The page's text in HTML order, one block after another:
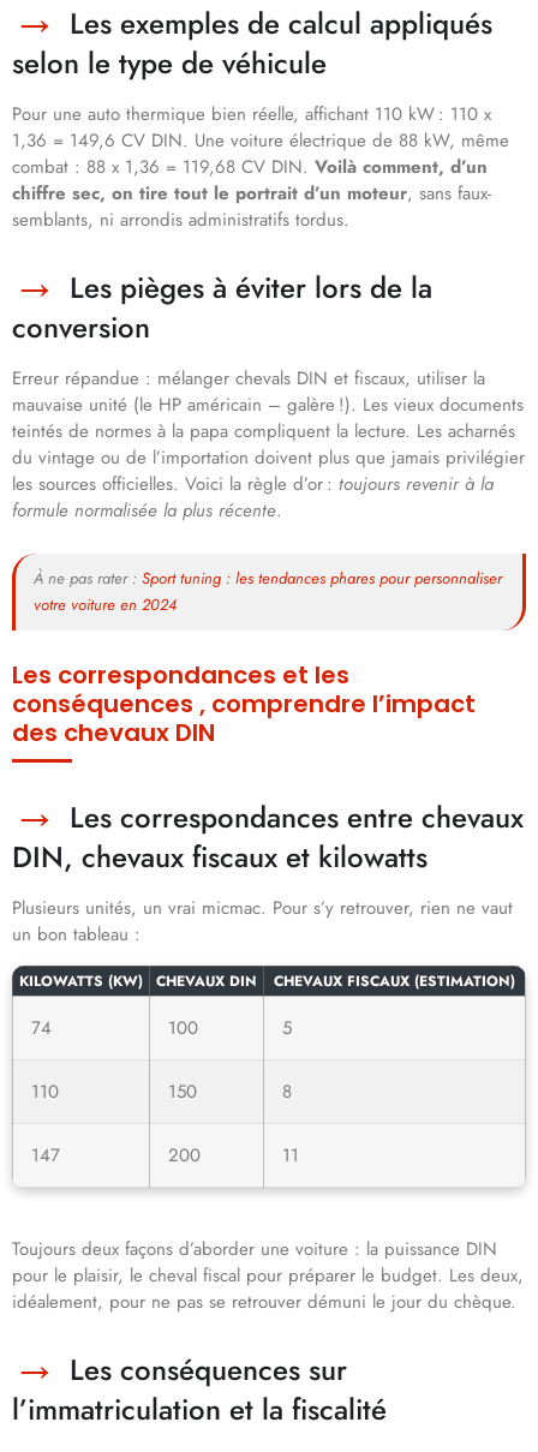
Les exemples de calcul appliqués
selon le type de véhicule
Pour une auto thermique bien réelle, affichant 110 kW : 110 x
1,36 = 149,6 CV DIN. Une voiture électrique de 88 kW, même
combat : 88 x 1,36 = 119,68 CV DIN. Voilà comment, d’un
chiffre sec, on tire tout le portrait d’un moteur, sans faux-
semblants, ni arrondis administratifs tordus.
Les pièges à éviter lors de la
conversion
Erreur répandue : mélanger chevals DIN et fiscaux, utiliser la
mauvaise unité (le HP américain – galère !). Les vieux documents
teintés de normes à la papa compliquent la lecture. Les acharnés
du vintage ou de l’importation doivent plus que jamais privilégier
les sources officielles. Voici la règle d’or : toujours revenir à la
formule normalisée la plus récente.
À ne pas rater : Sport tuning : les tendances phares pour personnaliser
votre voiture en 2024
Les correspondances et les
conséquences , comprendre l’impact
des chevaux DIN
Les correspondances entre chevaux
DIN, chevaux fiscaux et kilowatts
Plusieurs unités, un vrai micmac. Pour s’y retrouver, rien ne vaut
un bon tableau :
KILOWATTS (KW) CHEVAUX DIN CHEVAUX FISCAUX (ESTIMATION)
74 100 5
110 150 8
147 200 11
Toujours deux façons d’aborder une voiture : la puissance DIN
pour le plaisir, le cheval fiscal pour préparer le budget. Les deux,
idéalement, pour ne pas se retrouver démuni le jour du chèque.
Les conséquences sur
l’immatriculation et la fiscalité